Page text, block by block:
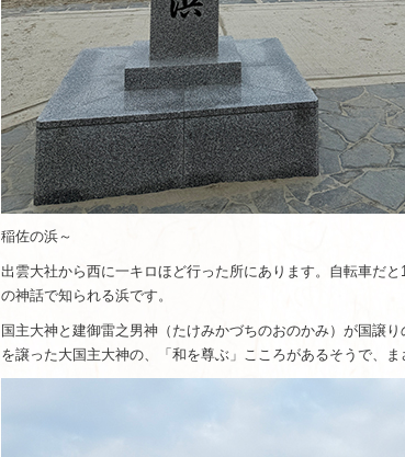
稲佐の浜～
出雲大社から西に一キロほど行った所にあります。自転車だ
の神話で知られる浜です。
国主大神と建御雷之男神（たけみかづちのおのかみ）が国譲
を譲った大国主大神の、「和を尊ぶ」こころがあるそうで、ま